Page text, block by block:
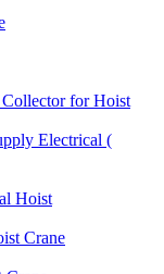
for Hoist
Electrical (
Hoist
Crane